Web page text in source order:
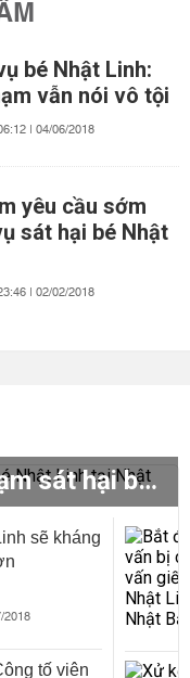
bé Nhật Linh:
vẫn nói vô tội
| 04/06/2018
yêu cầu sớm
sát hại bé Nhật
| 02/02/2018
Xét xử sơ thẩm nghi phạm sát hại bé Nhật Linh tại Nhật Bản
sẽ kháng
2018
tố viên